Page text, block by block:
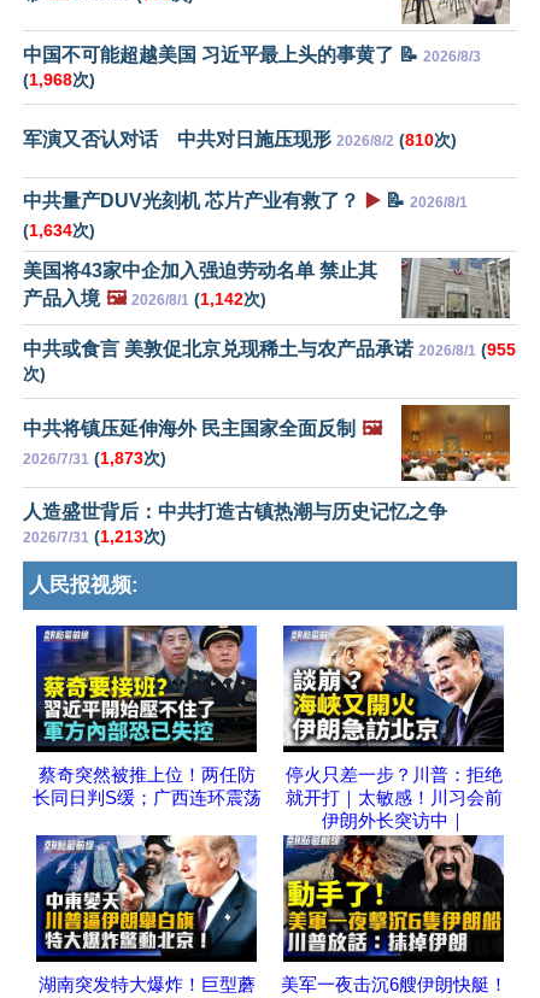
中国不可能超越美国 习近平最上头的事黄了 📝 2026/8/3
(1,968次)
军演又否认对话 中共对日施压现形 2026/8/2 (810次)
中共量产DUV光刻机 芯片产业有救了？ ▶️ 📝 2026/8/1
(1,634次)
美国将43家中企加入强迫劳动名单 禁止其
产品入境 🖼️ 2026/8/1 (1,142次)
中共或食言 美敦促北京兑现稀土与农产品承诺 2026/8/1 (955
次)
中共将镇压延伸海外 民主国家全面反制 🖼️
2026/7/31 (1,873次)
人造盛世背后：中共打造古镇热潮与历史记忆之争
2026/7/31 (1,213次)
人民报视频:
蔡奇突然被推上位！两任防
长同日判S缓；广西连环震荡
停火只差一步？川普：拒绝
就开打｜太敏感！川习会前
伊朗外长突访中｜
湖南突发特大爆炸！巨型蘑
美军一夜击沉6艘伊朗快艇！